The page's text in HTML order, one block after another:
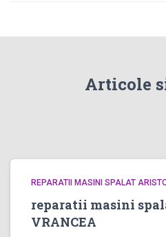
Articole
REPARATII MASINI SPALAT
reparatii masini
VRANCEA